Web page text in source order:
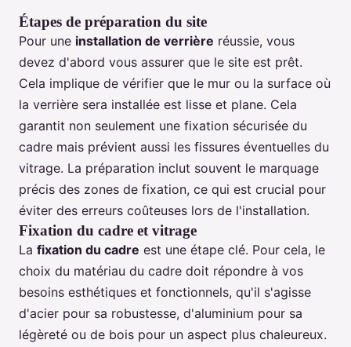
Étapes de préparation du site
Pour une installation de verrière réussie, vous
devez d'abord vous assurer que le site est prêt.
Cela implique de vérifier que le mur ou la surface où
la verrière sera installée est lisse et plane. Cela
garantit non seulement une fixation sécurisée du
cadre mais prévient aussi les fissures éventuelles du
vitrage. La préparation inclut souvent le marquage
précis des zones de fixation, ce qui est crucial pour
éviter des erreurs coûteuses lors de l'installation.
Fixation du cadre et vitrage
La fixation du cadre est une étape clé. Pour cela, le
choix du matériau du cadre doit répondre à vos
besoins esthétiques et fonctionnels, qu'il s'agisse
d'acier pour sa robustesse, d'aluminium pour sa
légèreté ou de bois pour un aspect plus chaleureux.